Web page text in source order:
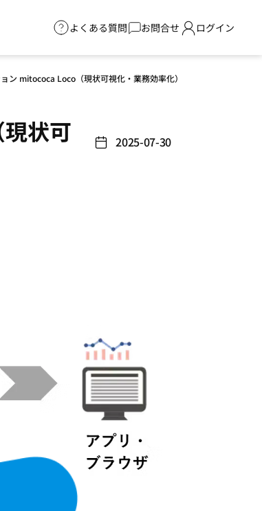
よくある質問 お問合せ ログイン
ン mitococa Loco（現状可視化・業務効率化）
状可
2025-07-30